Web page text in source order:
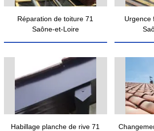
Réparation de toiture 71
Saône-et-Loire
Urgence
Habillage planche de rive 71